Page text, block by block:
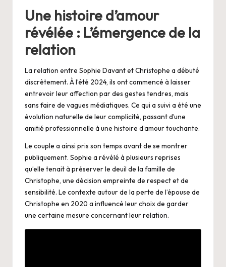
Une histoire d’amour
révélée : L’émergence de la
relation
La relation entre Sophie Davant et Christophe a débuté
discrètement. À l’été 2024, ils ont commencé à laisser
entrevoir leur affection par des gestes tendres, mais
sans faire de vagues médiatiques. Ce qui a suivi a été une
évolution naturelle de leur complicité, passant d’une
amitié professionnelle à une histoire d’amour touchante.
Le couple a ainsi pris son temps avant de se montrer
publiquement. Sophie a révélé à plusieurs reprises
qu’elle tenait à préserver le deuil de la famille de
Christophe, une décision empreinte de respect et de
sensibilité. Le contexte autour de la perte de l’épouse de
Christophe en 2020 a influencé leur choix de garder
une certaine mesure concernant leur relation.